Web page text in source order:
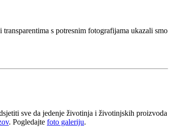
s potresnim fotografijama ukazali smo
sve da jedenje životinja i životinjskih proizvoda
. Pogledajte foto galeriju.